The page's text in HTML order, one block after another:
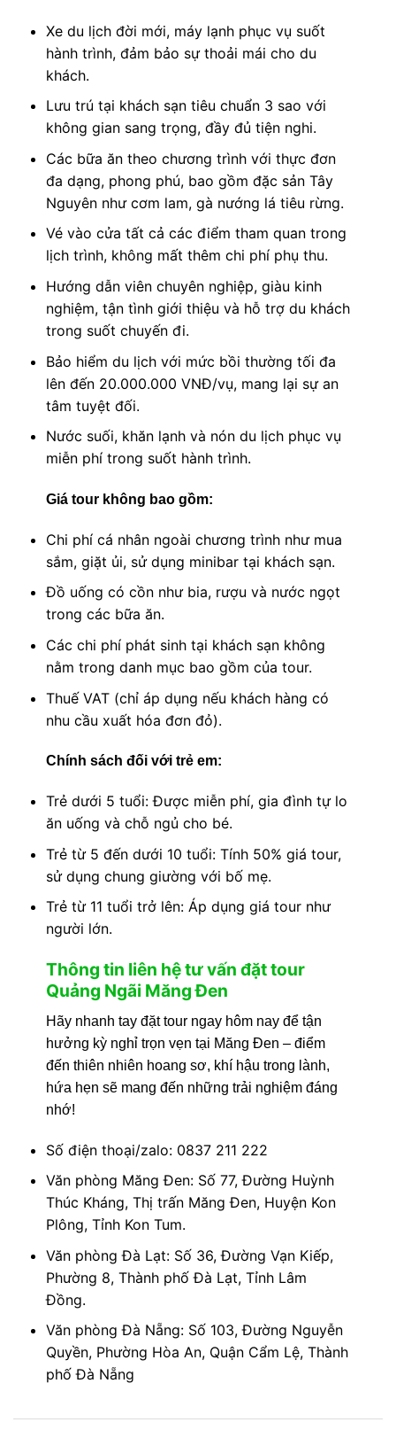
Xe du lịch đời mới, máy lạnh phục vụ suốt
hành trình, đảm bảo sự thoải mái cho du
khách.
Lưu trú tại khách sạn tiêu chuẩn 3 sao với
không gian sang trọng, đầy đủ tiện nghi.
Các bữa ăn theo chương trình với thực đơn
đa dạng, phong phú, bao gồm đặc sản Tây
Nguyên như cơm lam, gà nướng lá tiêu rừng.
Vé vào cửa tất cả các điểm tham quan trong
lịch trình, không mất thêm chi phí phụ thu.
Hướng dẫn viên chuyên nghiệp, giàu kinh
nghiệm, tận tình giới thiệu và hỗ trợ du khách
trong suốt chuyến đi.
Bảo hiểm du lịch với mức bồi thường tối đa
lên đến 20.000.000 VNĐ/vụ, mang lại sự an
tâm tuyệt đối.
Nước suối, khăn lạnh và nón du lịch phục vụ
miễn phí trong suốt hành trình.
Giá tour không bao gồm:
Chi phí cá nhân ngoài chương trình như mua
sắm, giặt ủi, sử dụng minibar tại khách sạn.
Đồ uống có cồn như bia, rượu và nước ngọt
trong các bữa ăn.
Các chi phí phát sinh tại khách sạn không
nằm trong danh mục bao gồm của tour.
Thuế VAT (chỉ áp dụng nếu khách hàng có
nhu cầu xuất hóa đơn đỏ).
Chính sách đối với trẻ em:
Trẻ dưới 5 tuổi: Được miễn phí, gia đình tự lo
ăn uống và chỗ ngủ cho bé.
Trẻ từ 5 đến dưới 10 tuổi: Tính 50% giá tour,
sử dụng chung giường với bố mẹ.
Trẻ từ 11 tuổi trở lên: Áp dụng giá tour như
người lớn.
Thông tin liên hệ tư vấn đặt tour
Quảng Ngãi Măng Đen
Hãy nhanh tay đặt tour ngay hôm nay để tận
hưởng kỳ nghỉ trọn vẹn tại Măng Đen – điểm
đến thiên nhiên hoang sơ, khí hậu trong lành,
hứa hẹn sẽ mang đến những trải nghiệm đáng
nhớ!
Số điện thoại/zalo: 0837 211 222
Văn phòng Măng Đen: Số 77, Đường Huỳnh
Thúc Kháng, Thị trấn Măng Đen, Huyện Kon
Plông, Tỉnh Kon Tum.
Văn phòng Đà Lạt: Số 36, Đường Vạn Kiếp,
Phường 8, Thành phố Đà Lạt, Tỉnh Lâm
Đồng.
Văn phòng Đà Nẵng: Số 103, Đường Nguyễn
Quyền, Phường Hòa An, Quận Cẩm Lệ, Thành
phố Đà Nẵng